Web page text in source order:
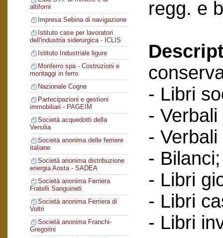
altiforni
Impresa Sebina di navigazione
Istituto case per lavoratori
dell'industria siderurgica - ICLIS
Istituto Industriale ligure
Monferro spa - Costruzioni e
montaggi in ferro
Nazionale Cogne
Partecipazioni e gestioni
immobiliari - PAGEIM
Società acquedotti della
Versilia
Società anonima delle ferriere
italiane
Società anonima distribuzione
energia Aosta - SADEA
Società anonima Ferriera
Fratelli Sanguineti
Società anonima Ferriera di
Voltri
Società anonima Franchi-
Gregorini
regg. e
- Libri
-
-
- Bilanci;
- Libri
- Libri
- Libri